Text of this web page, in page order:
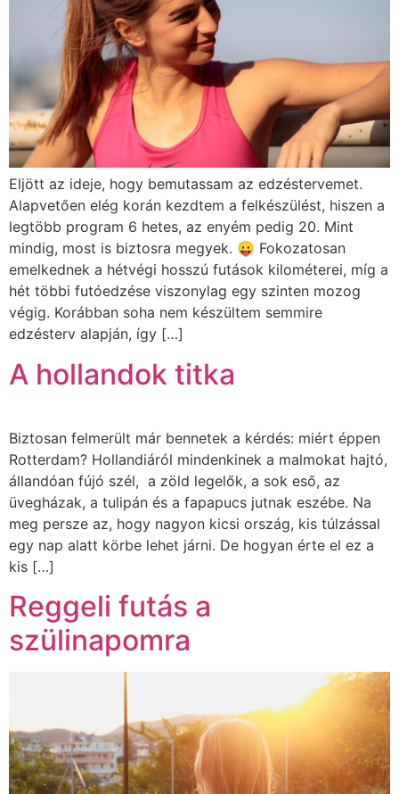
Eljött az ideje, hogy bemutassam az edzéstervemet.
Alapvetően elég korán kezdtem a felkészülést, hiszen a
legtöbb program 6 hetes, az enyém pedig 20. Mint
mindig, most is biztosra megyek. 😛 Fokozatosan
emelkednek a hétvégi hosszú futások kilométerei, míg a
hét többi futóedzése viszonylag egy szinten mozog
végig. Korábban soha nem készültem semmire
edzésterv alapján, így […]
A hollandok titka
Biztosan felmerült már bennetek a kérdés: miért éppen
Rotterdam? Hollandiáról mindenkinek a malmokat hajtó,
állandóan fújó szél, a zöld legelők, a sok eső, az
üvegházak, a tulipán és a fapapucs jutnak eszébe. Na
meg persze az, hogy nagyon kicsi ország, kis túlzással
egy nap alatt körbe lehet járni. De hogyan érte el ez a
kis […]
Reggeli futás a
szülinapomra